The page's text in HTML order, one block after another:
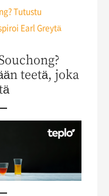
teetä, joka